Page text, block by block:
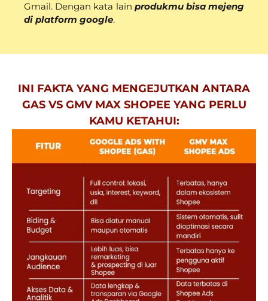
Gmail. Dengan kata lain produkmu bisa mejeng
di platform google.
INI FAKTA YANG MENGEJUTKAN ANTARA
GAS VS GMV MAX SHOPEE YANG PERLU
KAMU KETAHUI: